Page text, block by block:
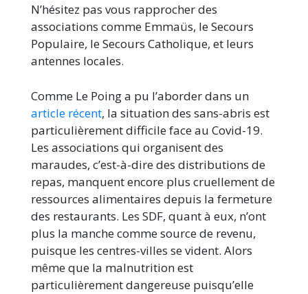
N’hésitez pas vous rapprocher des
associations comme Emmaüs, le Secours
Populaire, le Secours Catholique, et leurs
antennes locales.
Comme Le Poing a pu l’aborder dans un
article récent, la situation des sans-abris est
particulièrement difficile face au Covid-19.
Les associations qui organisent des
maraudes, c’est-à-dire des distributions de
repas, manquent encore plus cruellement de
ressources alimentaires depuis la fermeture
des restaurants. Les SDF, quant à eux, n’ont
plus la manche comme source de revenu,
puisque les centres-villes se vident. Alors
même que la malnutrition est
particulièrement dangereuse puisqu’elle